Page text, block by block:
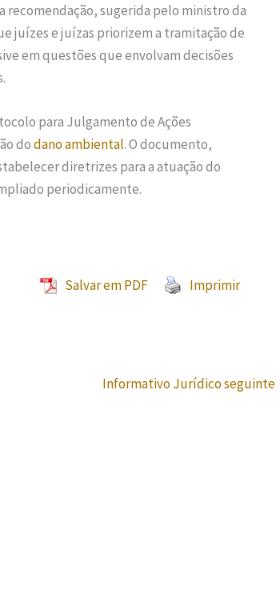
recomendação, sugerida pelo ministro da
juízes e juízas priorizem a tramitação de
em questões que envolvam decisões
para Julgamento de Ações
dodano ambiental. O documento,
diretrizes para a atuação do
periodicamente.
Salvar em PDF Imprimir
Informativo Jurídico seguinte